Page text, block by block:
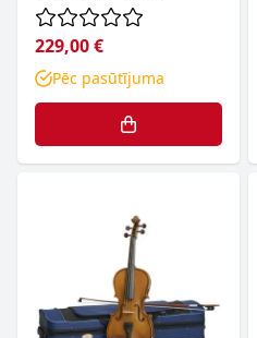
229,00 €
Pēc pasūtījuma